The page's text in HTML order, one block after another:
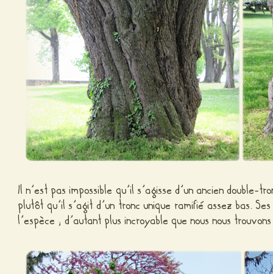
Il n’est pas impossible qu’il s’agisse d’un ancien double-
plutôt qu’il s’agit d’un tronc unique ramifié assez bas.
l’espèce ; d’autant plus incroyable que nous nous